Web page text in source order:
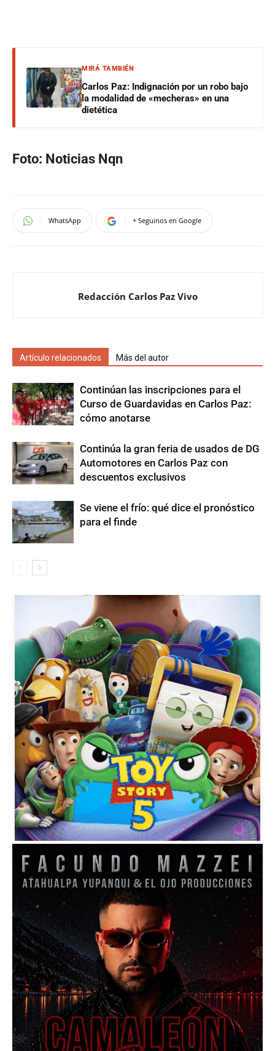
MIRÁ TAMBIÉN
Carlos Paz: Indignación por un robo bajo
la modalidad de «mecheras» en una
dietética
Foto: Noticias Nqn
WhatsApp + Seguinos en Google
Redacción Carlos Paz Vivo
Artículo relacionados Más del autor
Continúan las inscripciones para el
Curso de Guardavidas en Carlos Paz:
cómo anotarse
Continúa la gran feria de usados de DG
Automotores en Carlos Paz con
descuentos exclusivos
Se viene el frío: qué dice el pronóstico
para el finde